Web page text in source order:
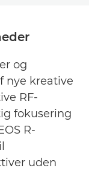
og
nye kreative
RF-
fokusering
R-
uden